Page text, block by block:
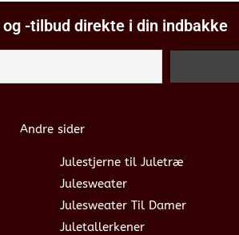
-tilbud direkte i din indbakke
Andre sider
Julestjerne til Juletræ
Julesweater
Julesweater Til Damer
Juletallerkener